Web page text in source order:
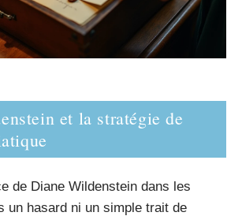
et la stratégie de
de Diane Wildenstein dans les
un hasard ni un simple trait de